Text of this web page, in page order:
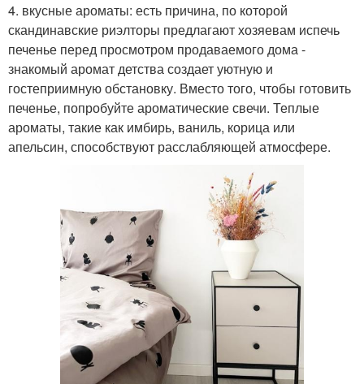
4. вкусные ароматы: есть причина, по которой
скандинавские риэлторы предлагают хозяевам испечь
печенье перед просмотром продаваемого дома -
знакомый аромат детства создает уютную и
гостеприимную обстановку. Вместо того, чтобы готовить
печенье, попробуйте ароматические свечи. Теплые
ароматы, такие как имбирь, ваниль, корица или
апельсин, способствуют расслабляющей атмосфере.